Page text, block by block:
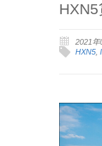
2021年
HXN5,